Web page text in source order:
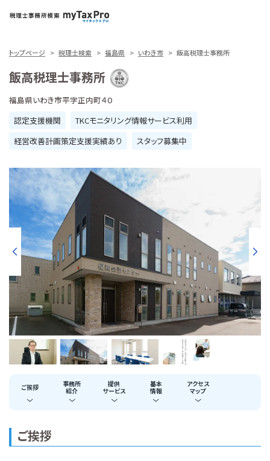
トップページ 税理士検索 福島県 いわき市 飯高税理士事務所
飯高税理士事務所
福島県いわき市平字正内町４０
認定支援機関
TKCモニタリング情報サービス利用
経営改善計画策定支援実績あり
スタッフ募集中
ご挨拶
事務所
紹介
提供
サービス
基本
情報
アクセス
マップ
ご挨拶